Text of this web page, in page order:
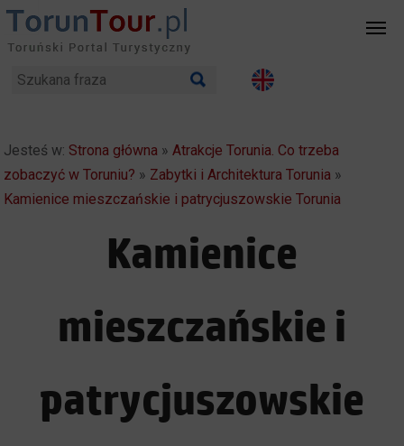
Jesteś w: Strona główna »Atrakcje Torunia. Co trzeba
zobaczyć w Toruniu? » Zabytki i Architektura Torunia »
Kamienice mieszczańskie i patrycjuszowskie Torunia
Kamienice
mieszczańskie i
patrycjuszowskie